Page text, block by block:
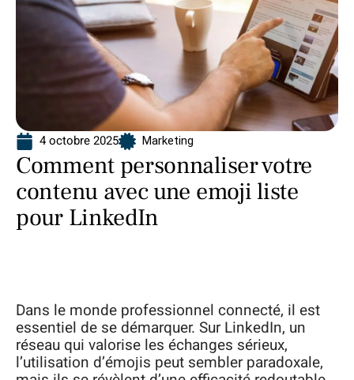
4 octobre 2025 Marketing
Comment personnaliser votre
contenu avec une emoji liste
pour LinkedIn
Dans le monde professionnel connecté, il est
essentiel de se démarquer. Sur LinkedIn, un
réseau qui valorise les échanges sérieux,
l’utilisation d’émojis peut sembler paradoxale,